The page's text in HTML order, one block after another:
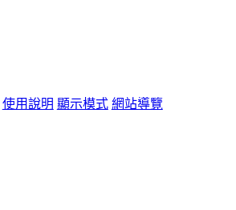
使用說明 顯示模式 網站導覽